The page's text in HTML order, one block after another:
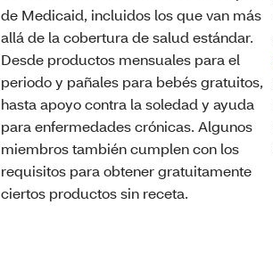
de Medicaid, incluidos los que van más
allá de la cobertura de salud estándar.
Desde productos mensuales para el
periodo y pañales para bebés gratuitos,
hasta apoyo contra la soledad y ayuda
para enfermedades crónicas. Algunos
miembros también cumplen con los
requisitos para obtener gratuitamente
ciertos productos sin receta.